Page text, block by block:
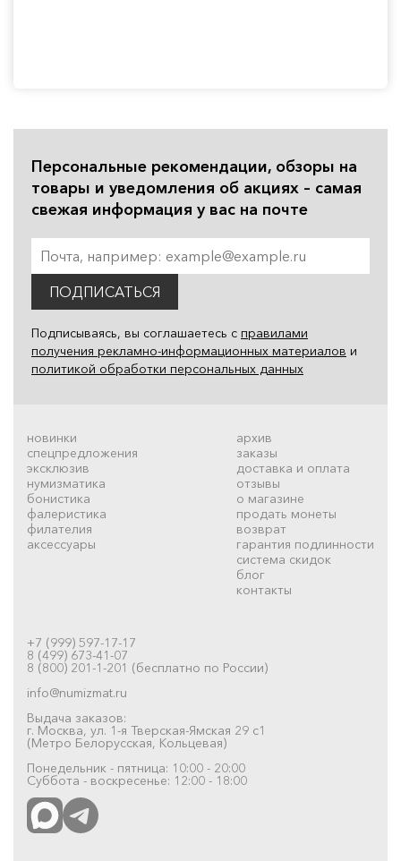
Персональные рекомендации, обзоры на
товары и уведомления об акциях – самая
свежая информация у вас на почте
ПОДПИСАТЬСЯ
Подписываясь, вы соглашаетесь с правилами
получения рекламно-информационных материалов и
политикой обработки персональных данных
новинки
спецпредложения
эксклюзив
нумизматика
бонистика
фалеристика
филателия
аксессуары
архив
заказы
доставка и оплата
отзывы
о магазине
продать монеты
возврат
гарантия подлинности
система скидок
блог
контакты
+7 (999) 597-17-17
8 (499) 673-41-07
8 (800) 201-1-201 (бесплатно по России)
info@numizmat.ru
Выдача заказов:
г. Москва, ул. 1-я Тверская-Ямская 29 с1
(Метро Белорусская, Кольцевая)
Понедельник - пятница: 10:00 - 20:00
Суббота - воскресенье: 12:00 - 18:00